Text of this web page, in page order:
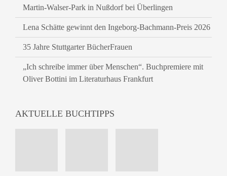
Martin-Walser-Park in Nußdorf bei Überlingen
Lena Schätte gewinnt den Ingeborg-Bachmann-Preis 2026
35 Jahre Stuttgarter BücherFrauen
„Ich schreibe immer über Menschen“. Buchpremiere mit
Oliver Bottini im Literaturhaus Frankfurt
AKTUELLE BUCHTIPPS